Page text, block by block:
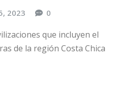
2023 0
que incluyen el
de la región Costa Chica